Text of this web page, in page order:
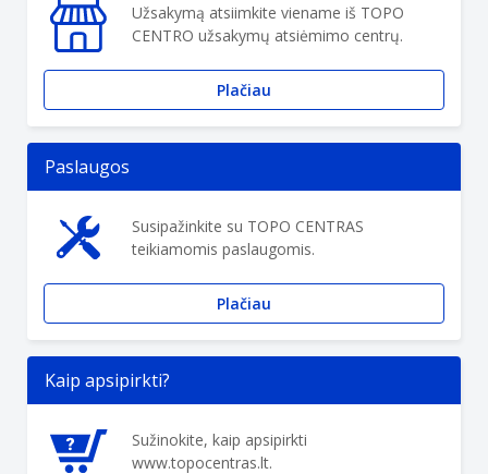
Užsakymą atsiimkite viename iš TOPO
CENTRO užsakymų atsiėmimo centrų.
Plačiau
Paslaugos
Susipažinkite su TOPO CENTRAS
teikiamomis paslaugomis.
Plačiau
Kaip apsipirkti?
Sužinokite, kaip apsipirkti
www.topocentras.lt.